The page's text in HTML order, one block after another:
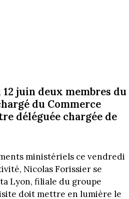
juin deux membres du
du Commerce
déléguée chargée de
ministériels ce vendredi
Nicolas Forissier se
Lyon, filiale du groupe
doit mettre en lumière le